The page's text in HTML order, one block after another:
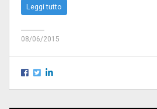
Leggi tutto
08/06/2015